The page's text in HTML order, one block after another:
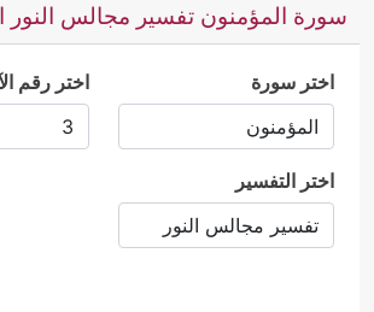
سورة المؤمنون تفسير مجالس النور
اختر سورة اختر رقم
اختر التفسير